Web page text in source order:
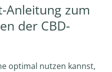
Anleitung zum
der CBD-
optimal nutzen kannst,